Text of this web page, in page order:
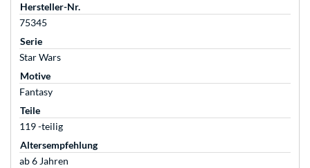
Hersteller-Nr.
75345
Serie
Star Wars
Motive
Fantasy
Teile
119 -teilig
Altersempfehlung
ab 6 Jahren